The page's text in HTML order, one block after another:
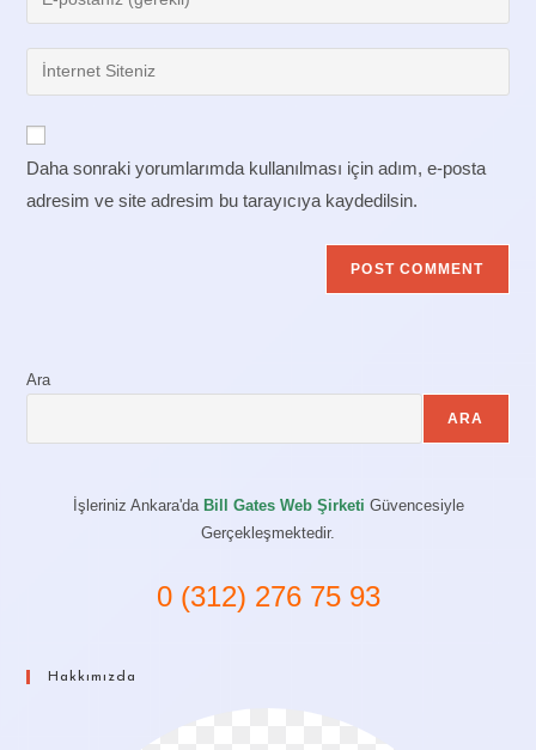
comment
your
email
address
Enter
your
URL
(optional)
Daha sonraki yorumlarımda kullanılması için adım, e-posta
adresim ve site adresim bu tarayıcıya kaydedilsin.
Ara
ARA
İşleriniz Ankara'da Bill Gates Web Şirketi Güvencesiyle
Gerçekleşmektedir.
0 (312) 276 75 93
Hakkımızda